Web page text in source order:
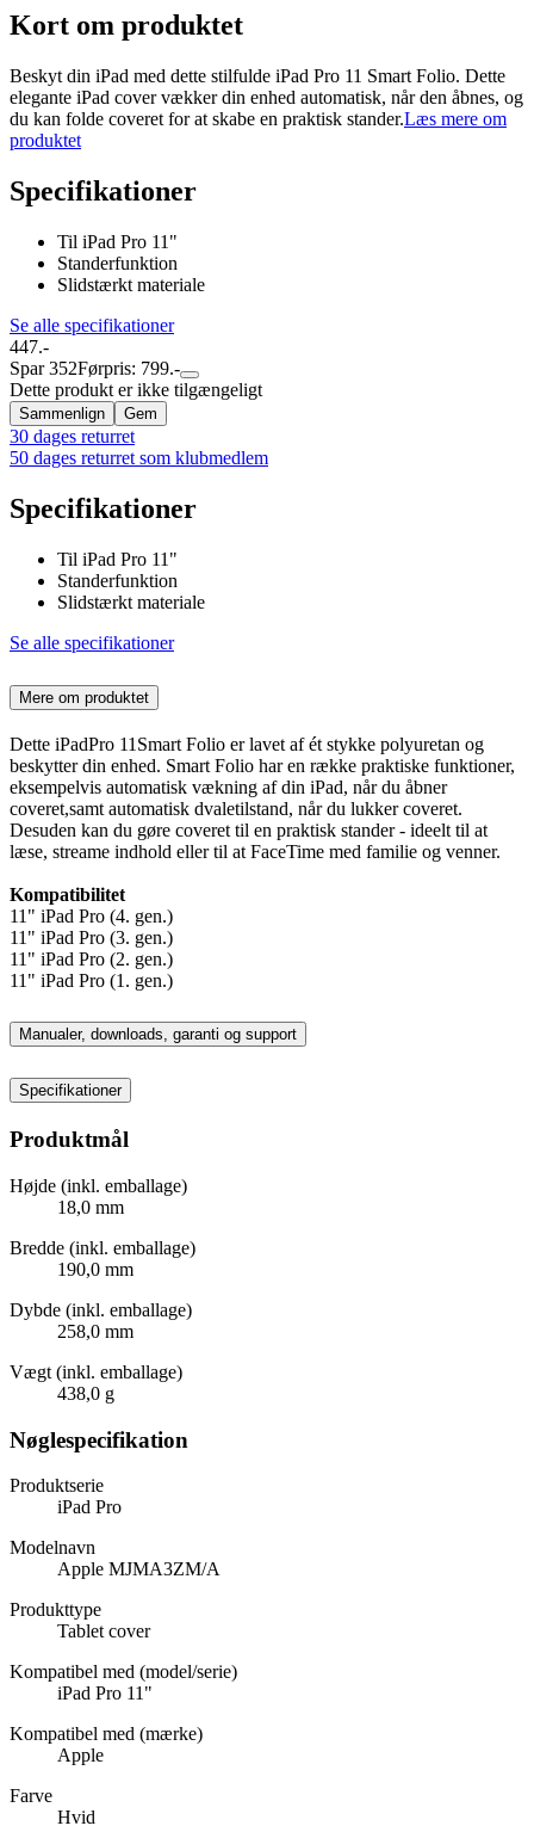
Kort om produktet
Beskyt din iPad med dette stilfulde iPad Pro 11 Smart Folio. Dette
elegante iPad cover vækker din enhed automatisk, når den åbnes, og
du kan folde coveret for at skabe en praktisk stander.Læs mere om
produktet
Specifikationer
Til iPad Pro 11"
Standerfunktion
Slidstærkt materiale
Se alle specifikationer
447.-
Spar 352Førpris: 799.-
Dette produkt er ikke tilgængeligt
Sammenlign Gem
30 dages returret
50 dages returret som klubmedlem
Specifikationer
Til iPad Pro 11"
Standerfunktion
Slidstærkt materiale
Se alle specifikationer
Mere om produktet
Dette iPadPro 11Smart Folio er lavet af ét stykke polyuretan og
beskytter din enhed. Smart Folio har en række praktiske funktioner,
eksempelvis automatisk vækning af din iPad, når du åbner
coveret,samt automatisk dvaletilstand, når du lukker coveret.
Desuden kan du gøre coveret til en praktisk stander - ideelt til at
læse, streame indhold eller til at FaceTime med familie og venner.
Kompatibilitet
11" iPad Pro (4. gen.)
11" iPad Pro (3. gen.)
11" iPad Pro (2. gen.)
11" iPad Pro (1. gen.)
Manualer, downloads, garanti og support
Specifikationer
Produktmål
Højde (inkl. emballage)
18,0 mm
Bredde (inkl. emballage)
190,0 mm
Dybde (inkl. emballage)
258,0 mm
Vægt (inkl. emballage)
438,0 g
Nøglespecifikation
Produktserie
iPad Pro
Modelnavn
Apple MJMA3ZM/A
Produkttype
Tablet cover
Kompatibel med (model/serie)
iPad Pro 11"
Kompatibel med (mærke)
Apple
Farve
Hvid